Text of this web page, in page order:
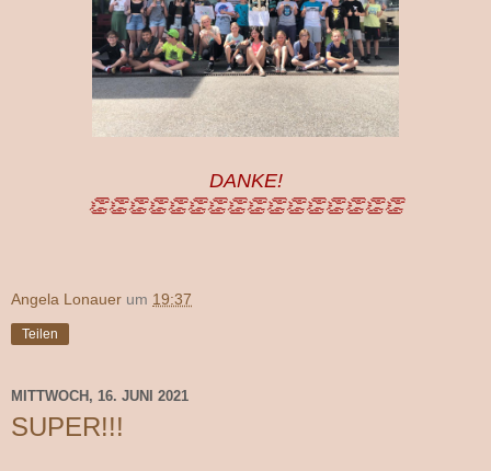
DANKE!
👏👏👏👏👏👏👏👏👏👏👏👏👏👏👏👏
Angela Lonauer um 19:37
Teilen
MITTWOCH, 16. JUNI 2021
SUPER!!!